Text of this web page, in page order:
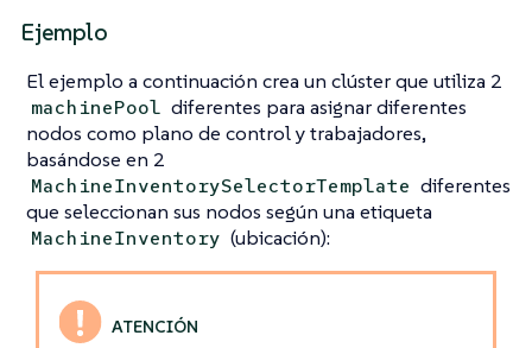
Ejemplo
El ejemplo a continuación crea un clúster que utiliza 2
machinePool diferentes para asignar diferentes
nodos como plano de control y trabajadores,
basándose en 2
MachineInventorySelectorTemplate diferentes
que seleccionan sus nodos según una etiqueta
MachineInventory (ubicación):